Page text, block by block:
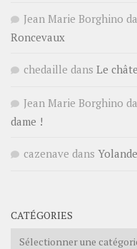
Jean Marie Borghino
Roncevaux
chedaille dans Le
Jean Marie Borghino
dame !
cazenave dans
CATÉGORIES
Catégories